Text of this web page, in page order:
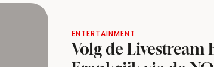
ENTERTAINMENT
Volg de Livestream